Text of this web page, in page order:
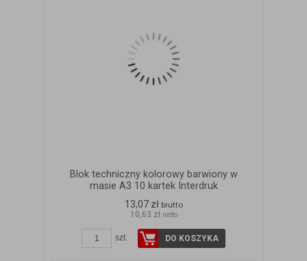
Blok techniczny kolorowy barwiony w
masie A3 10 kartek Interdruk
13,07 zł brutto
10,63 zł netto
szt. DO KOSZYKA